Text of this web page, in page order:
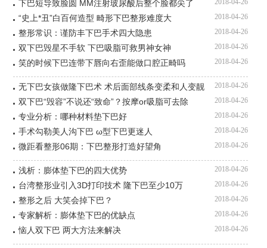
2018-04-26
下巴短导致脸圆 MM注射玻尿酸后整个脸都尖了
2018-04-26
“史上*丑”白百何造型 畸形下巴整形难度大
2018-04-26
整形常识：谨防丰下巴手术四大隐患
2018-04-26
双下巴毁星不手软 下巴吸脂可救男神女神
2018-04-26
笑的时候下巴连带下唇向右歪能做口腔正畸吗
2018-04-26
无下巴女孩做隆下巴术 术后面部线条变柔和人变靓
2018-04-26
双下巴“毁容”不说还“致命”？按摩or吸脂可去除
2018-04-26
专业分析：哪种材料垫下巴好
2018-04-26
手术勾勒美人沟下巴 ω型下巴更迷人
2018-04-26
微距看整形06期：下巴整形打造好望角
2018-04-26
浅析：膨体垫下巴的四大优势
2018-04-26
台湾整形业引入3D打印技术 隆下巴至少10万
2018-04-26
整形之后 大笑会掉下巴？
2018-04-26
专家解析：膨体垫下巴的优缺点
2018-04-26
恼人双下巴 两大方法来解决